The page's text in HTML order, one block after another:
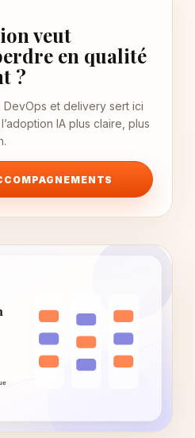
veut
en qualité
?
et delivery sert ici
IA plus claire, plus